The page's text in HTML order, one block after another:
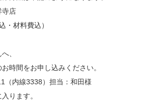
寺店
・材料費込）
、
間をお申し込みください。
内線3338）担当：和田様
ります。